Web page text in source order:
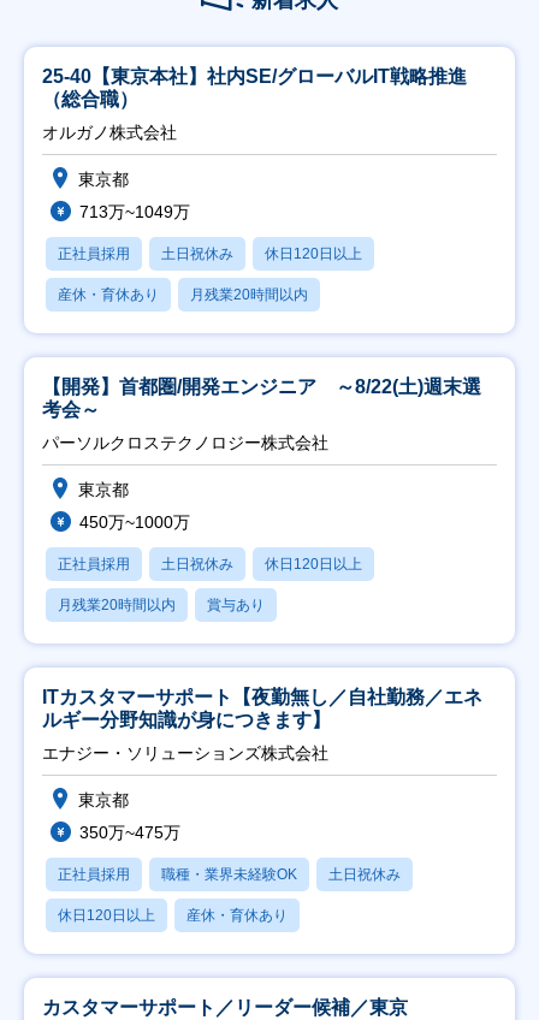
25-40【東京本社】社内SE/グローバルIT戦略推進
（総合職）
オルガノ株式会社
東京都
713万~1049万
正社員採用 土日祝休み 休日120日以上
産休・育休あり 月残業20時間以内
【開発】首都圏/開発エンジニア ～8/22(土)週末選
考会～
パーソルクロステクノロジー株式会社
東京都
450万~1000万
正社員採用 土日祝休み 休日120日以上
月残業20時間以内 賞与あり
ITカスタマーサポート【夜勤無し／自社勤務／エネ
ルギー分野知識が身につきます】
エナジー・ソリューションズ株式会社
東京都
350万~475万
正社員採用 職種・業界未経験OK 土日祝休み
休日120日以上 産休・育休あり
カスタマーサポート／リーダー候補／東京